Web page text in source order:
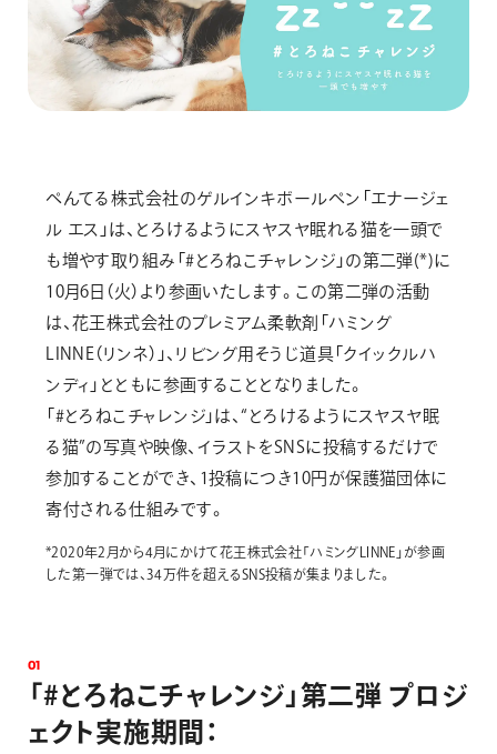
ぺんてる株式会社のゲルインキボールペン「エナージェ
ル エス」は、とろけるようにスヤスヤ眠れる猫を一頭で
も増やす取り組み「#とろねこチャレンジ」の第二弾(*)に
10月6日（火）より参画いたします。この第二弾の活動
は、花王株式会社のプレミアム柔軟剤「ハミング
LINNE（リンネ）」、リビング用そうじ道具「クイックルハ
ンディ」とともに参画することとなりました。
「#とろねこチャレンジ」は、“とろけるようにスヤスヤ眠
る猫”の写真や映像、イラストをSNSに投稿するだけで
参加することができ、1投稿につき10円が保護猫団体に
寄付される仕組みです。
*2020年2月から4月にかけて花王株式会社「ハミングLINNE」が参画
した第一弾では、34万件を超えるSNS投稿が集まりました。
01
「 #とろねこチャ レンジ 」 第二弾 プ ロ ジ
ェク ト実施期 間 ：